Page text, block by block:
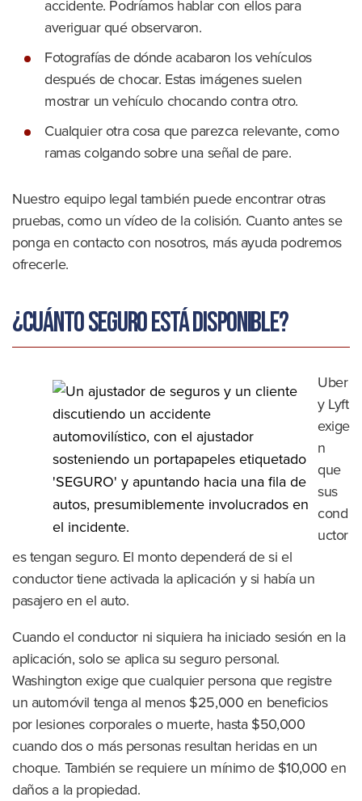
accidente. Podríamos hablar con ellos para
averiguar qué observaron.
Fotografías de dónde acabaron los vehículos
después de chocar. Estas imágenes suelen
mostrar un vehículo chocando contra otro.
Cualquier otra cosa que parezca relevante, como
ramas colgando sobre una señal de pare.
Nuestro equipo legal también puede encontrar otras
pruebas, como un vídeo de la colisión. Cuanto antes se
ponga en contacto con nosotros, más ayuda podremos
ofrecerle.
¿Cuánto seguro está disponible?
Uber
y Lyft
exige
n
que
sus
cond
uctor
es tengan seguro. El monto dependerá de si el
conductor tiene activada la aplicación y si había un
pasajero en el auto.
Cuando el conductor ni siquiera ha iniciado sesión en la
aplicación, solo se aplica su seguro personal.
Washington exige que cualquier persona que registre
un automóvil tenga al menos $25,000 en beneficios
por lesiones corporales o muerte, hasta $50,000
cuando dos o más personas resultan heridas en un
choque. También se requiere un mínimo de $10,000 en
daños a la propiedad.